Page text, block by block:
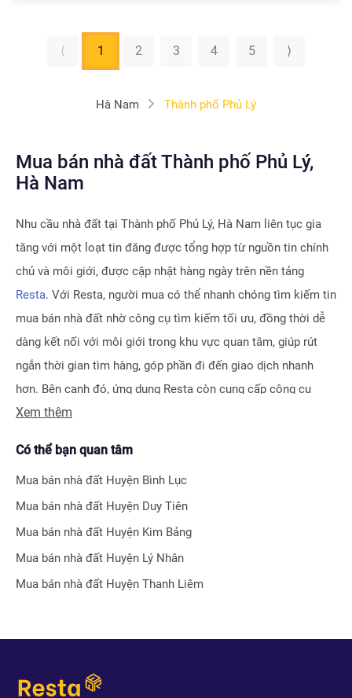
⟨ 1 2 3 4 5 ⟩
Hà Nam Thành phố Phủ Lý
Mua bán nhà đất Thành phố Phủ Lý,
Hà Nam
Nhu cầu nhà đất tại Thành phố Phủ Lý, Hà Nam liên tục gia
tăng với một loạt tin đăng được tổng hợp từ nguồn tin chính
chủ và môi giới, được cập nhật hàng ngày trên nền tảng
Resta. Với Resta, người mua có thể nhanh chóng tìm kiếm tin
mua bán nhà đất nhờ công cụ tìm kiếm tối ưu, đồng thời dễ
dàng kết nối với môi giới trong khu vực quan tâm, giúp rút
ngắn thời gian tìm hàng, góp phần đi đến giao dịch nhanh
hơn. Bên cạnh đó, ứng dụng Resta còn cung cấp công cụ
Đăng tin vô cùng tiện ích, giúp người bán hay môi giới nhận
thông minh.
phát triển nhiều công cụ hỗ trợ tối ưu cho các nhà đầu tư bất
động sản chuyên nghiệp nhưTra cứu quy hoạch toàn quốc
miễn phí, Bộ lọc địa phương 360
Với nhiều công cụ tiện ích mà nền tảng mang lại, chúng tôi
trong quá trình tìm kiếm và đầu tư bất động sản.
Xem thêm
Có thể bạn quan tâm
Mua bán nhà đất Huyện Bình Lục
Mua bán nhà đất Huyện Duy Tiên
Mua bán nhà đất Huyện Kim Bảng
Mua bán nhà đất Huyện Lý Nhân
Mua bán nhà đất Huyện Thanh Liêm